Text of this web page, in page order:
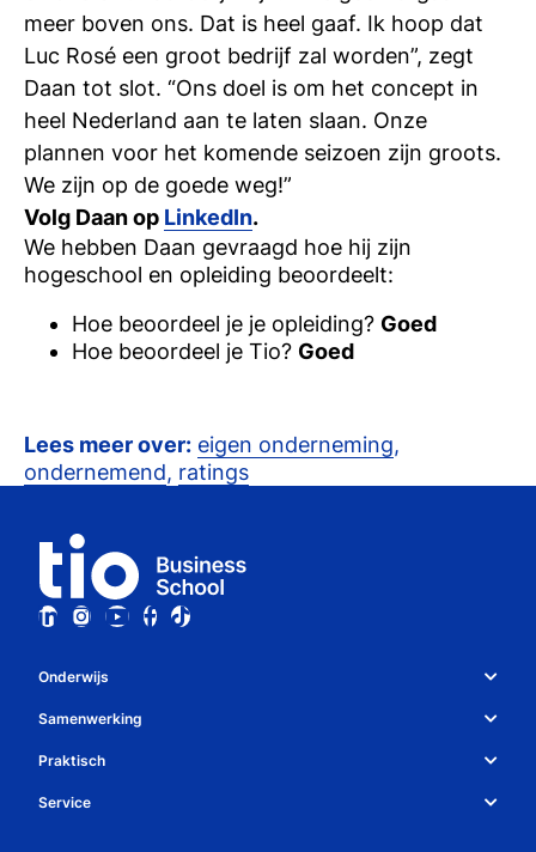
meer boven ons. Dat is heel gaaf. Ik hoop dat
Luc Rosé een groot bedrijf zal worden”, zegt
Daan tot slot. “Ons doel is om het concept in
heel Nederland aan te laten slaan. Onze
plannen voor het komende seizoen zijn groots.
We zijn op de goede weg!”
Volg Daan op LinkedIn.
We hebben Daan gevraagd hoe hij zijn
hogeschool en opleiding beoordeelt:
Hoe beoordeel je je opleiding? Goed
Hoe beoordeel je Tio? Goed
Lees meer over: eigen onderneming,
ondernemend, ratings
Onderwijs
Studiekeuze en opleidingen
Studiekeuzetest
Studiegids
Samenwerking
Over Tio
Bedrijven
Praktisch
Whatsapp
Service